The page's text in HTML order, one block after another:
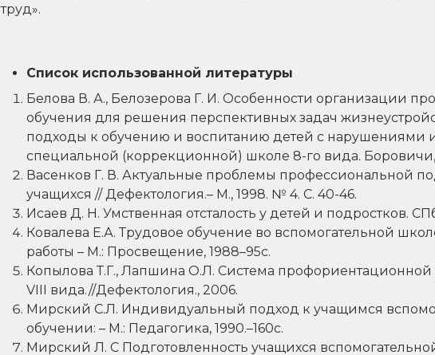
труд».
Список использованной литературы
Белова В. А., Белозерова Г. И. Особенности организации
обучения для решения перспективных задач
подходы к обучению и воспитанию детей с нарушениями
специальной (коррекционной) школе 8-го вида.
Васенков Г. В. Актуальные проблемы профессиональной
учащихся // Дефектология.– М., 1998. № 4. С. 40-46.
Исаев Д. Н. Умственная отсталость у детей и подростков.
Ковалева Е.А. Трудовое обучение во вспомогательной
работы – М.: Просвещение, 1988–95с.
Копылова Т.Г., Лапшина О.Л. Система
VIII вида.//Дефектология., 2006.
Мирский С.Л. Индивидуальный подход к учащимся
обучении: – М.: Педагогика, 1990.–160с.
Мирский Л. С Подготовленность учащихся